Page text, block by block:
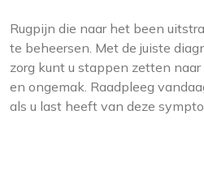
Rugpijn die naar het been
te beheersen. Met de juiste
zorg kunt u stappen zetten
en ongemak. Raadpleeg
als u last heeft van deze